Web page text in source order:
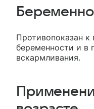
Противопоказан
беременности и в
вскармливания.